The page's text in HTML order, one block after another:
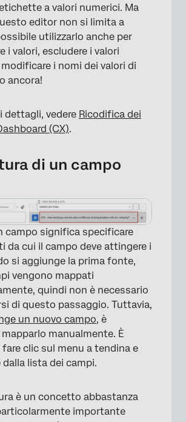
×
a valori numerici. Ma
editor non si limita a
utilizzarlo anche per
i valori, escludere i valori
modificare i nomi dei valori di
ancora!
dettagli, vedere Ricodifica dei
(CX).
di un campo
campo significa specificare
da cui il campo deve attingere i
si aggiunge la prima fonte,
vengono mappati
quindi non è necessario
di questo passaggio. Tuttavia,
un nuovo campo, è
manualmente. È
clic sul menu a tendina e
dalla lista dei campi.
è un concetto abbastanza
importante